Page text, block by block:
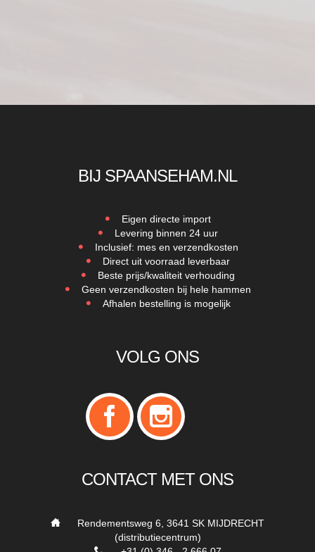
BIJ SPAANSEHAM.NL
Eigen directe import
Levering binnen 24 uur
Inclusief: mes en verzendkosten
Direct uit voorraad leverbaar
Beste prijs/kwaliteit verhouding
Geen verzendkosten bij hele hammen
Afhalen bestelling is mogelijk
VOLG ONS
CONTACT MET ONS
Rendementsweg 6, 3641 SK MIJDRECHT
(distributiecentrum)